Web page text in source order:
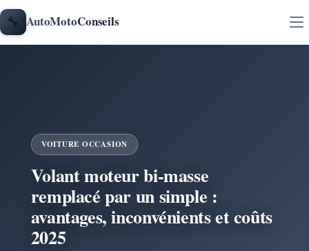
Aller au contenu
🔧 AutoMotoConseils
VOITURE OCCASION
Volant moteur bi-masse
remplacé par un simple :
avantages, inconvénients et coûts
2025